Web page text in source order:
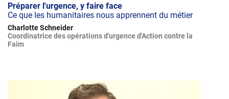
Préparer l'urgence, y faire face
Ce que les humanitaires nous apprennent du métier
Charlotte Schneider
Coordinatrice des opérations d'urgence d'Action contre la
Faim